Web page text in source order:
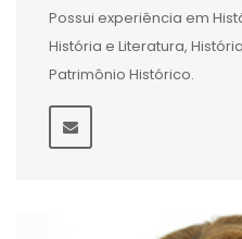
Possui experiência em
História e Literatura,
Patrimônio Histórico.